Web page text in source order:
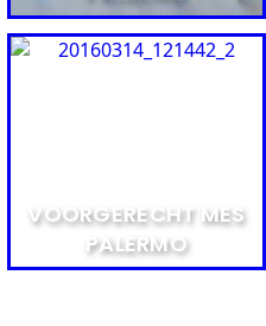
VOORGERECHT MES
PALERMO